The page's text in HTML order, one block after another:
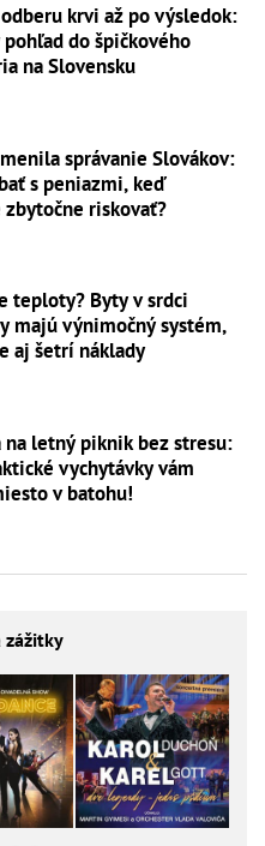
krvi až po výsledok:
do špičkového
na Slovensku
správanie Slovákov:
s peniazmi, keď
zbytočne riskovať?
teploty? Byty v srdci
majú výnimočný systém,
aj šetrí náklady
na letný piknik bez stresu:
vychytávky vám
v batohu!
zážitky